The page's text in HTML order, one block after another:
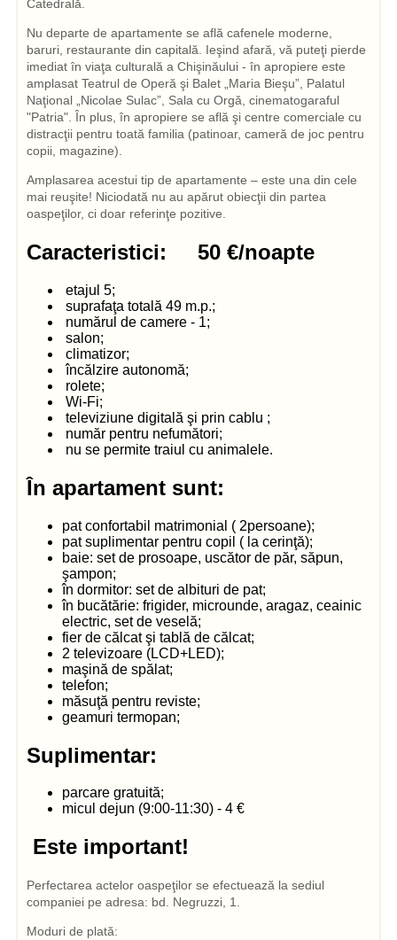
Catedrală.
Nu departe de apartamente se află cafenele moderne,
baruri, restaurante din capitală. Ieşind afară, vă puteţi pierde
imediat în viaţa culturală a Chişinăului - în apropiere este
amplasat Teatrul de Operă şi Balet „Maria Bieşu”, Palatul
Naţional „Nicolae Sulac”, Sala cu Orgă, cinematogaraful
"Patria". În plus, în apropiere se află şi centre comerciale cu
distracţii pentru toată familia (patinoar, cameră de joc pentru
copii, magazine).
Amplasarea acestui tip de apartamente – este una din cele
mai reuşite! Niciodată nu au apărut obiecţii din partea
oaspeţilor, ci doar referinţe pozitive.
Caracteristici: 50 €/noapte
etajul 5;
suprafaţa totală 49 m.p.;
numărul de camere - 1;
salon;
climatizor;
încălzire autonomă;
rolete;
Wi-Fi;
televiziune digitală şi prin cablu ;
număr pentru nefumători;
nu se permite traiul cu animalele.
În apartament sunt:
pat confortabil matrimonial ( 2persoane);
pat suplimentar pentru copil ( la cerinţă);
baie: set de prosoape, uscător de păr, săpun,
şampon;
în dormitor: set de albituri de pat;
în bucătărie: frigider, microunde, aragaz, ceainic
electric, set de veselă;
fier de călcat şi tablă de călcat;
2 televizoare (LCD+LED);
maşină de spălat;
telefon;
măsuţă pentru reviste;
geamuri termopan;
Suplimentar:
parcare gratuită;
micul dejun (9:00-11:30) - 4 €
Este important!
Perfectarea actelor oaspeţilor se efectuează la sediul
companiei pe adresa: bd. Negruzzi, 1.
Moduri de plată: